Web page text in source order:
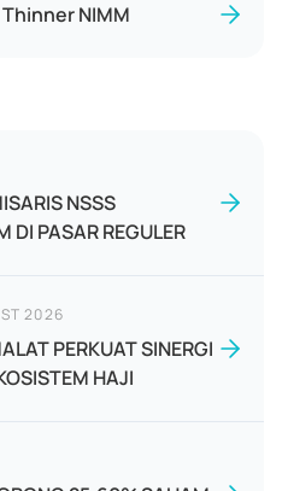
NIMM
NSSS
DI PASAR REGULER
2026
PERKUAT SINERGI
HAJI